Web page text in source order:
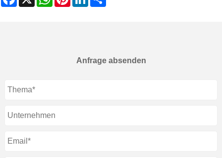
Anfrage absenden